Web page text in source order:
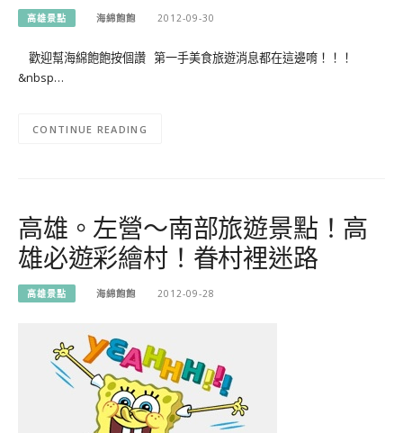
高雄景點 海綿飽飽 2012-09-30
歡迎幫海綿飽飽按個讚 第一手美食旅遊消息都在這邊唷！！！
&nbsp…
CONTINUE READING
高雄。左營～南部旅遊景點！高
雄必遊彩繪村！眷村裡迷路
高雄景點 海綿飽飽 2012-09-28